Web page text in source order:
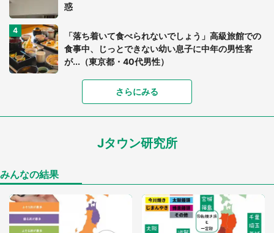
惑
「落ち着いて食べられないでしょう」高級旅館での
食事中、じっとできない幼い息子に中年の男性客
が...（東京都・40代男性）
「富豪すぎ」1歳息子の〝店頭駄々こね〟の内容に1.
7万人驚がく 「お菓子売り場ならまだしも...」「ハ
ードル高い」
あまりにも四角すぎる猫、激写される 「これもう
「閉所恐怖症の私は新幹線で大パニック。隣席の青
年に『手を繋いで』とお願いしたら...」 体験談に
8万人感動
さらにみる
Jタウン研究所
みんなの結果